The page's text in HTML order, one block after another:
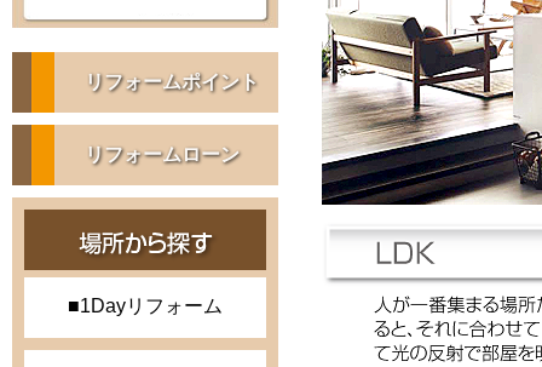
リフォームポイント
リフォームローン
■1Dayリフォーム